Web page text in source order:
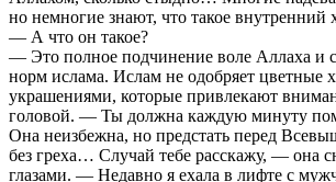
но немногие знают, что такое внутренний
— А что он такое?
— Это полное подчинение воле Аллаха и
норм ислама. Ислам не одобряет цветные
украшениями, которые привлекают
головой. — Ты должна каждую минуту
Она неизбежна, но предстать перед
без греха… Случай тебе расскажу, — она
глазами. — Недавно я ехала в лифте с